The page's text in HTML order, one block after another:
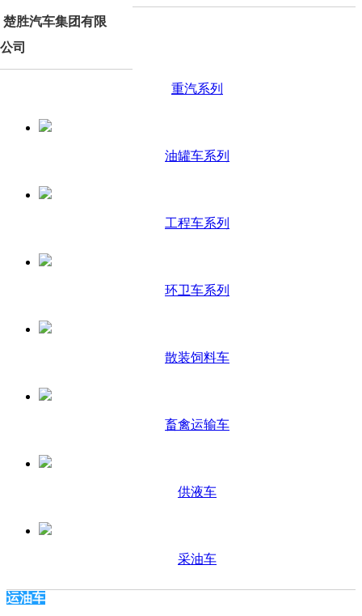
楚胜汽车集团有限
公司
产品分类
重汽系列
油罐车系列
工程车系列
环卫车系列
散装饲料车
畜禽运输车
供液车
采油车
运油车